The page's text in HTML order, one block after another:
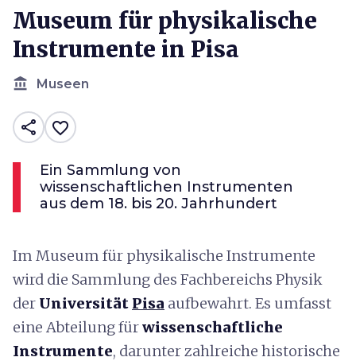
Museum für physikalische
Instrumente in Pisa
account_balance Museen
share favorite_border
Ein Sammlung von
wissenschaftlichen Instrumenten
aus dem 18. bis 20. Jahrhundert
Im Museum für physikalische Instrumente
wird die Sammlung des Fachbereichs Physik
der Universität Pisa aufbewahrt. Es umfasst
eine Abteilung fürwissenschaftliche
Instrumente, darunter zahlreiche historische